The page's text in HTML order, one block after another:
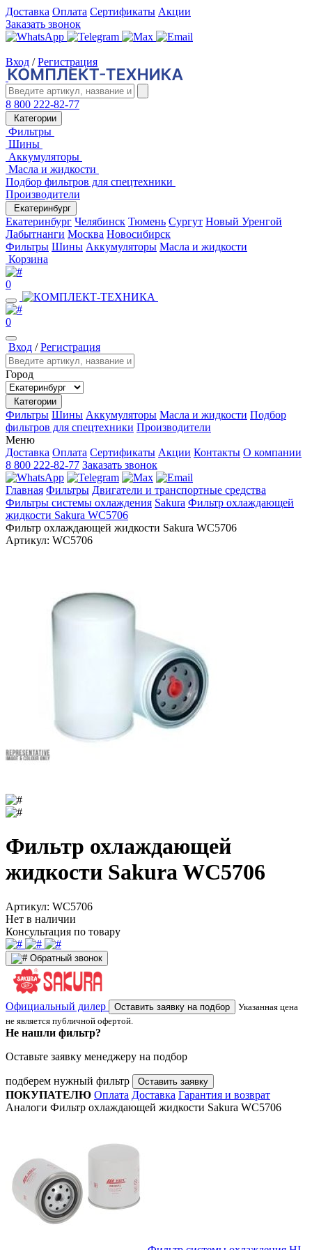
Доставка Оплата Сертификаты Акции
Заказать звонок
Вход / Регистрация
8 800 222-82-77
Категории
Фильтры
Шины
Аккумуляторы
Масла и жидкости
Подбор фильтров для спецтехники
Производители
Екатеринбург
Екатеринбург Челябинск Тюмень Сургут Новый Уренгой
Лабытнанги Москва Новосибирск
Фильтры Шины Аккумуляторы Масла и жидкости
Корзина
0
0
Вход /Регистрация
Город
Категории
Фильтры Шины Аккумуляторы Масла и жидкости Подбор
фильтров для спецтехники Производители
Меню
Доставка Оплата Сертификаты Акции Контакты О компании
8 800 222-82-77 Заказать звонок
Главная Фильтры Двигатели и транспортные средства
Фильтры системы охлаждения Sakura Фильтр охлаждающей
жидкости Sakura WC5706
Фильтр охлаждающей жидкости Sakura WC5706
Артикул: WC5706
Фильтр охлаждающей
жидкости Sakura WC5706
Артикул: WC5706
Нет в наличии
Консультация по товару
Обратный звонок
Официальный дилер Оставить заявку на подбор
Указанная цена
не является публичной офертой.
Не нашли фильтр?
Оставьте заявку менеджеру на подбор
подберем нужный фильтр Оставить заявку
ПОКУПАТЕЛЮ Оплата Доставка Гарантия и возврат
Аналоги Фильтр охлаждающей жидкости Sakura WC5706